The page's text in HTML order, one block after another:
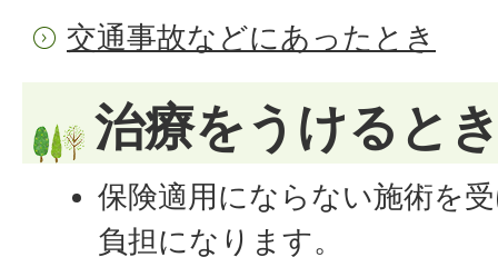
交通事故などにあったとき
治療をうけると
保険適用にならない施術を
負担になります。